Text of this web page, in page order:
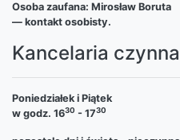
Osoba zaufana: Mirosław Boruta
— kontakt osobisty.
Kancelaria czynna
Poniedziałek i Piątek
w godz. 1630 - 1730